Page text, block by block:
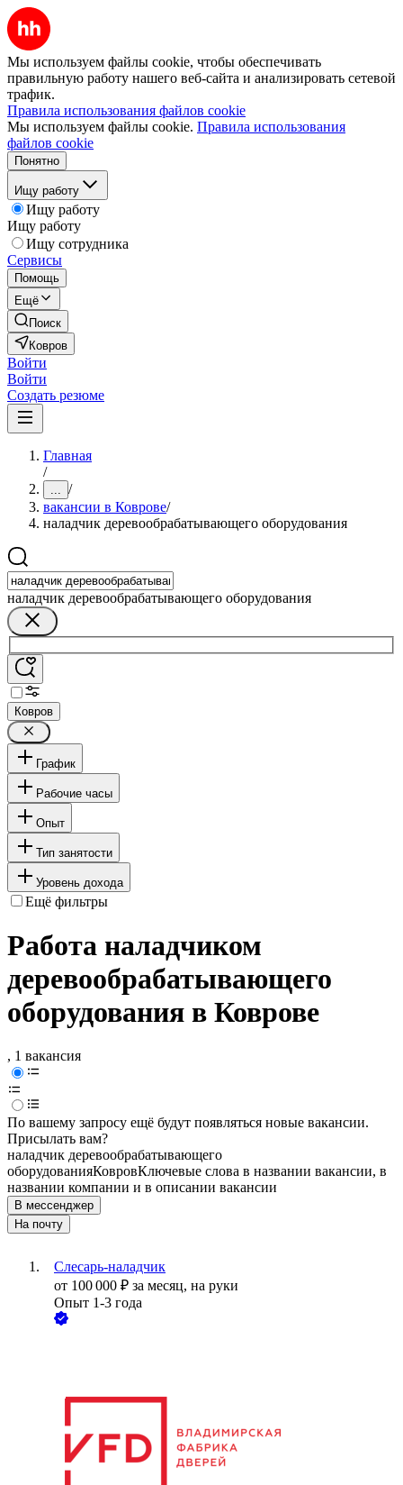
Мы используем файлы cookie, чтобы обеспечивать
правильную работу нашего веб-сайта и анализировать сетевой
трафик.
Правила использования файлов cookie
Мы используем файлы cookie. Правила использования
файлов cookie
Понятно
Ищу работу
Ищу работу
Ищу работу
Ищу сотрудника
Сервисы
Помощь
Ещё
Поиск
Ковров
Войти
Войти
Создать резюме
Главная
/
... /
вакансии в Коврове/
наладчик деревообрабатывающего оборудования
наладчик деревообрабатывающего оборудования
Ковров
График
Рабочие часы
Опыт
Тип занятости
Уровень дохода
Ещё фильтры
Работа наладчиком
деревообрабатывающего
оборудования в Коврове
, 1 вакансия
По вашему запросу ещё будут появляться новые вакансии.
Присылать вам?
наладчик деревообрабатывающего
оборудованияКовровКлючевые слова в названии вакансии, в
названии компании и в описании вакансии
В мессенджер
На почту
Слесарь-наладчик
от 100 000 ₽ за месяц, на руки
Опыт 1-3 года